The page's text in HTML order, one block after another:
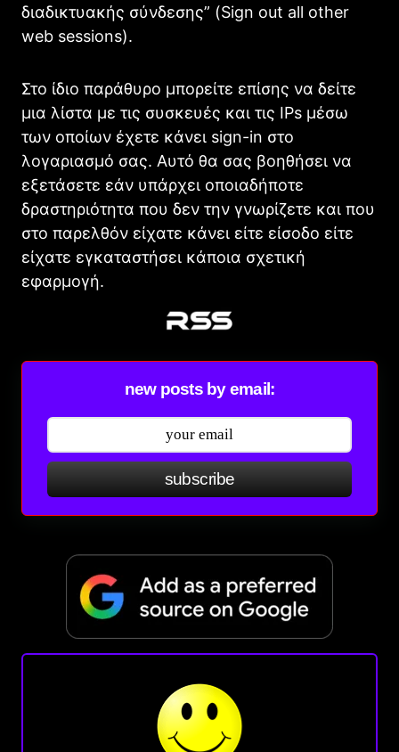
διαδικτυακής σύνδεσης” (Sign out all other
web sessions).
Στο ίδιο παράθυρο μπορείτε επίσης να δείτε
μια λίστα με τις συσκευές και τις IPs μέσω
των οποίων έχετε κάνει sign-in στο
λογαριασμό σας. Αυτό θα σας βοηθήσει να
εξετάσετε εάν υπάρχει οποιαδήποτε
δραστηριότητα που δεν την γνωρίζετε και που
στο παρελθόν είχατε κάνει είτε είσοδο είτε
είχατε εγκαταστήσει κάποια σχετική
εφαρμογή.
new posts by email:
subscribe